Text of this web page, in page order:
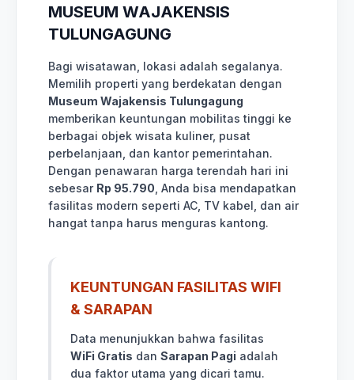
MUSEUM WAJAKENSIS
TULUNGAGUNG
Bagi wisatawan, lokasi adalah segalanya.
Memilih properti yang berdekatan dengan
Museum Wajakensis Tulungagung
memberikan keuntungan mobilitas tinggi ke
berbagai objek wisata kuliner, pusat
perbelanjaan, dan kantor pemerintahan.
Dengan penawaran harga terendah hari ini
sebesar Rp 95.790 , Anda bisa mendapatkan
fasilitas modern seperti AC, TV kabel, dan air
hangat tanpa harus menguras kantong.
KEUNTUNGAN FASILITAS WIFI
& SARAPAN
Data menunjukkan bahwa fasilitas
WiFi Gratis dan Sarapan Pagi adalah
dua faktor utama yang dicari tamu.